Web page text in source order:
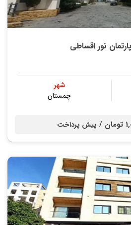
نور اقساطی
شهر
چمستان
/ پیش پرداخت